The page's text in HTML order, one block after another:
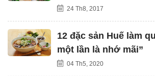
24 Th8, 2017
12 đặc sản Huế làm
một lần là nhớ mãi”
04 Th5, 2020